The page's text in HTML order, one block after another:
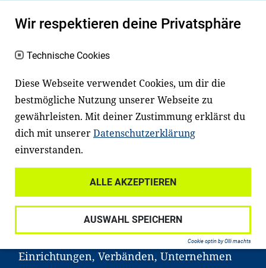
Es fängt mitLesen an
Ein gutes Lese- und Sprachvermögen
Es erleichtert den Zugang zu Bildung und
einem erfolgreichen Berufsleben. Viele
Kinder und Jugendliche in Deutschland
haben aber große Schwierigkeiten dabei.
Unser Angebot richtet sich deshalb gezielt
an Familien sowie an Erzieher*innen,
Lehrer*innen und andere
Fachexpert*innen. Dafür arbeiten wir eng
mit Ministerien, wissenschaftlichen
Einrichtungen, Verbänden, Unternehmen
Wir respektieren deine Privatsphäre
Technische Cookies
Diese Webseite verwendet Cookies, um dir die
bestmögliche Nutzung unserer Webseite zu
gewährleisten. Mit deiner Zustimmung erklärst du
dich mit unsererDatenschutzerklärung
einverstanden.
ALLE AKZEPTIEREN
AUSWAHL SPEICHERN
Cookie optin by Olli machts